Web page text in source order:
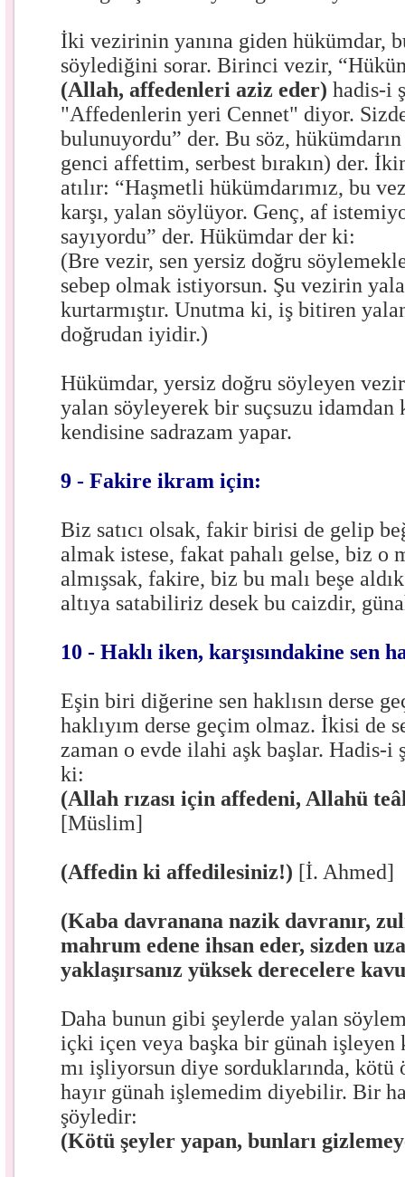
İki vezirinin yanına giden hükümdar,
söylediğini sorar. Birinci vezir,
(Allah, affedenleri aziz eder) hadis-i
"Affedenlerin yeri Cennet" diyor.
bulunuyordu” der. Bu söz,
genci affettim, serbest bırakın) der.
atılır: “Haşmetli hükümdarımız, bu
karşı, yalan söylüyor. Genç, af
sayıyordu” der. Hükümdar der ki:
(Bre vezir, sen yersiz doğru
sebep olmak istiyorsun. Şu vezirin
kurtarmıştır. Unutma ki, iş bitiren
doğrudan iyidir.)
Hükümdar, yersiz doğru söyleyen
yalan söyleyerek bir suçsuzu
kendisine sadrazam yapar.
9 - Fakire ikram için:
Biz satıcı olsak, fakir birisi de gelip
almak istese, fakat pahalı gelse, biz o
almışsak, fakire, biz bu malı beşe
altıya satabiliriz desek bu caizdir,
10 - Haklı iken, karşısındakine sen
Eşin biri diğerine sen haklısın derse
haklıyım derse geçim olmaz. İkisi de
zaman o evde ilahi aşk başlar. Hadis-
ki:
(Allah rızası için affedeni, Allahü
[Müslim]
(Affedin ki affedilesiniz!) [İ. Ahmed]
(Kaba davranana nazik davranır,
mahrum edene ihsan eder, sizden
yaklaşırsanız yüksek derecelere
Daha bunun gibi şeylerde yalan
içki içen veya başka bir günah işleyen
mı işliyorsun diye sorduklarında,
hayır günah işlemedim diyebilir. Bir
şöyledir:
(Kötü şeyler yapan, bunları